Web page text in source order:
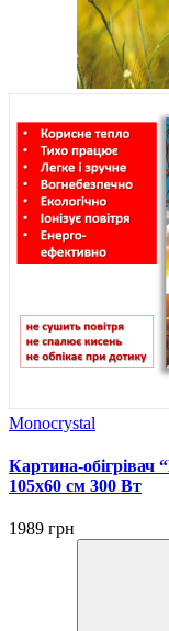
Monocrystal
Картина-обігрівач
105x60 см 300 Вт
1989 грн